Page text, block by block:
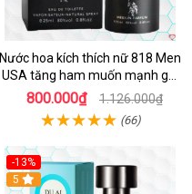
Nước hoa kích thích nữ 818 Men
USA tăng ham muốn mạnh gợi
cảm
800.000₫ 1.126.000₫
(66)
-13%
Hot
5